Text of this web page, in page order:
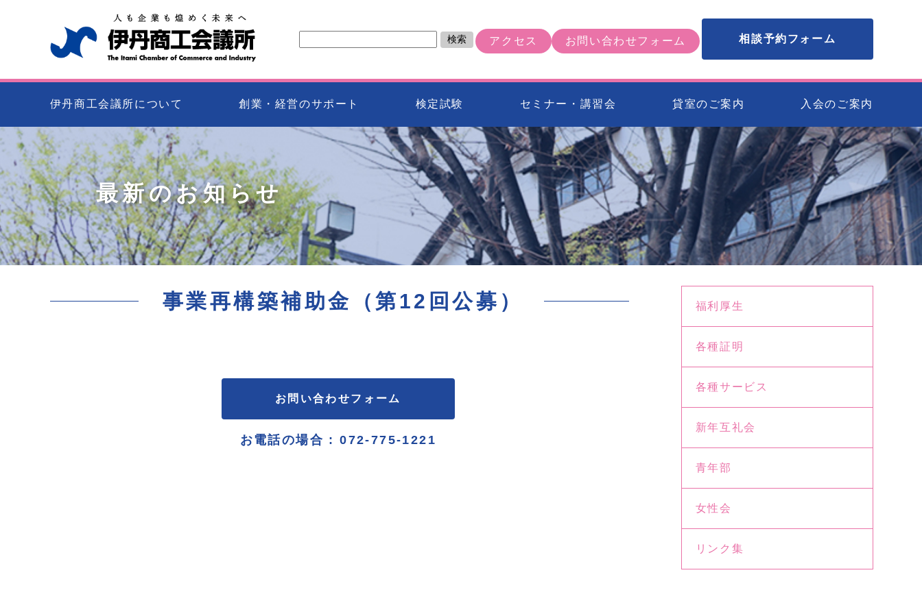
検索 アクセス お問い合わせフォーム 相談予約フォーム
伊丹商工会議所について 創業・経営のサポート 検定試験 セミナー・講習会 貸室のご案内 入会のご案内
最新のお知らせ
事業再構築補助金（第12回公募）
お問い合わせフォーム
お電話の場合 :072-775-1221
福利厚生
各種証明
各種サービス
新年互礼会
青年部
女性会
リンク集